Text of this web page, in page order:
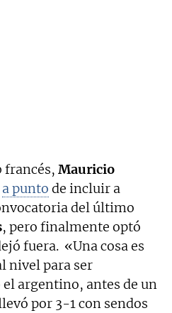
francés, Mauricio
a punto de incluir a
del último
, pero finalmente optó
fuera. «Una cosa es
nivel para ser
argentino, antes de un
por 3-1 con sendos